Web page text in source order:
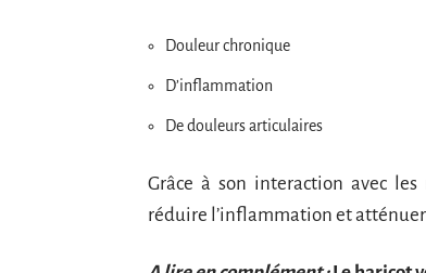
Douleur chronique
D’inflammation
De douleurs articulaires
Grâce à son interaction avec
réduire l’inflammation et